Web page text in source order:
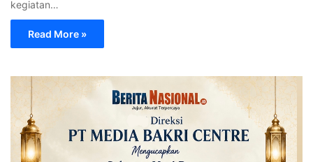
kegiatan…
Read More »